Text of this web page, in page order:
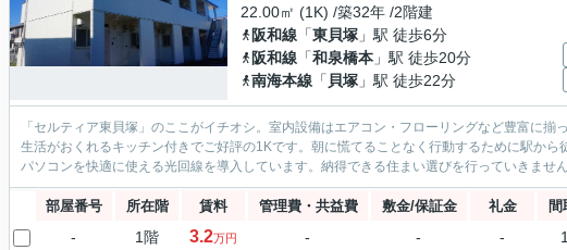
22.00㎡ (1K) /築32年 /2階建
阪和線 「東貝塚 」駅 徒歩6分
阪和線 「和泉橋本 」駅 徒歩20分
南海本線 「 貝塚 」駅 徒歩22分
「セルティア東貝塚」のここがイチオシ。室内設備はエアコン・フローリングなど豊富に
生活がおくれるキッチン付きでご好評の1Kです。朝に慌てることなく行動するために駅か
パソコンを快適に使える光回線を導入しています。納得できる住まい選びを行っていきませ
部屋番号 所在階 賃料 管理費・共益費 敷金/保証金 礼金 間
- 1階 3.2万円 - - -